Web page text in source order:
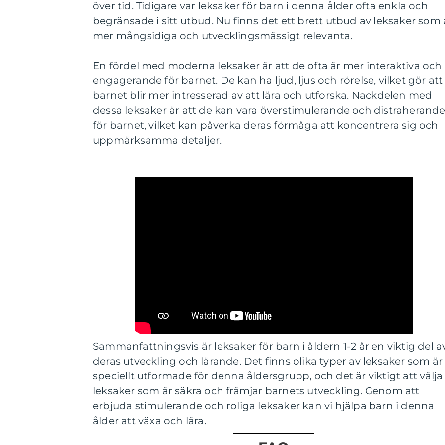
över tid. Tidigare var leksaker för barn i denna ålder ofta enkla och
begränsade i sitt utbud. Nu finns det ett brett utbud av leksaker som
mer mångsidiga och utvecklingsmässigt relevanta.
En fördel med moderna leksaker är att de ofta är mer interaktiva och
engagerande för barnet. De kan ha ljud, ljus och rörelse, vilket gör att
barnet blir mer intresserad av att lära och utforska. Nackdelen med
dessa leksaker är att de kan vara överstimulerande och distraherande
för barnet, vilket kan påverka deras förmåga att koncentrera sig och
uppmärksamma detaljer.
Sammanfattningsvis är leksaker för barn i åldern 1-2 år en viktig del
deras utveckling och lärande. Det finns olika typer av leksaker som är
speciellt utformade för denna åldersgrupp, och det är viktigt att välja
leksaker som är säkra och främjar barnets utveckling. Genom att
erbjuda stimulerande och roliga leksaker kan vi hjälpa barn i denna
ålder att växa och lära.